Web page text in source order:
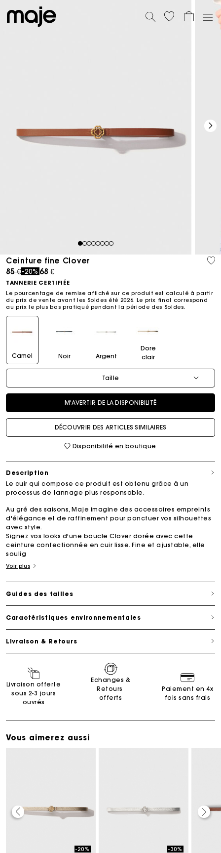
12345678
Ceinture fine Clover
Price reduced from
85 €to
-20% 68 €
TANNERIE CERTIFIÉE
Le pourcentage de remise affiché sur ce produit est calculé à partir
du prix de vente avant les Soldes été 2026. Le prix final correspond
au prix le plus bas pratiqué pendant la période des Soldes.​
Camel Noir Argent
Dore
clair
Taille
M'AVERTIR DE LA DISPONIBILITÉ
DÉCOUVRIR DES ARTICLES SIMILAIRES
Disponibilité en boutique
Description
Le cuir qui compose ce produit est obtenu grâce à un
processus de tannage plus responsable.
Au gré des saisons, Maje imagine des accessoires empreints
d'élégance et de raffinement pour ponctuer vos silhouettes
avec style.
Signez vos looks d'une boucle Clover dorée avec cette
ceinture confectionnée en cuir lisse. Fine et ajustable, elle
soulig
Voir plus
Guides des tailles
Caractéristiques environnementales
Livraison & Retours
Livraison offerte
sous 2-3 jours
ouvrés
Echanges &
Retours
offerts
Paiement en 4x
fois sans frais
Vous aimerez aussi
-20%
-30%